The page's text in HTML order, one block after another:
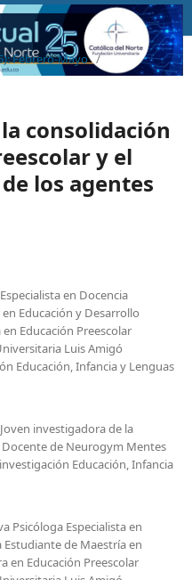
Febrero-Mayo /
consolidación
y el
los agentes
en Docencia
Educación y Desarrollo
Educación Preescolar
Luis Amigó
Educación, Infancia y Lenguas
investigadora de la
de Neurogym Mentes
Educación, Infancia
Psicóloga Especialista en
de Maestría en
en Educación Preescolar